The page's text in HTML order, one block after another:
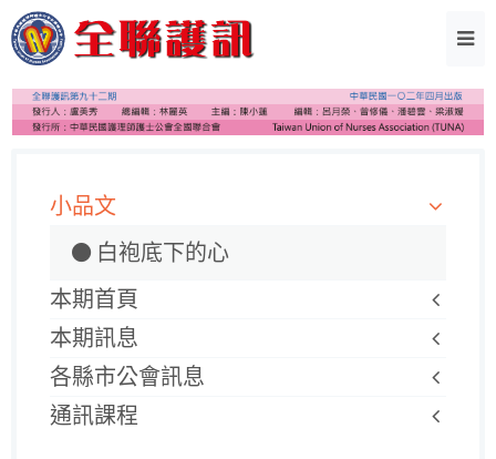
小品文
白袍底下的心
本期首頁
本期訊息
各縣市公會訊息
通訊課程